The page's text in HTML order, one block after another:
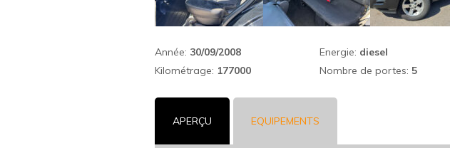
Année: 30/09/2008
Kilométrage: 177000
Energie: diesel
Nombre de portes: 5
APERÇU EQUIPEMENTS